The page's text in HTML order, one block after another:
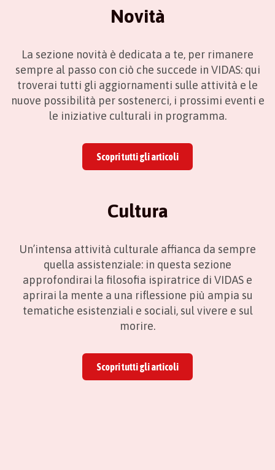
Novità
La sezione novità è dedicata a te, per rimanere
sempre al passo con ciò che succede in VIDAS: qui
troverai tutti gli aggiornamenti sulle attività e le
nuove possibilità per sostenerci, i prossimi eventi e
le iniziative culturali in programma.
Scopri tutti gli articoli
Cultura
Un’intensa attività culturale affianca da sempre
quella assistenziale: in questa sezione
approfondirai la filosofia ispiratrice di VIDAS e
aprirai la mente a una riflessione più ampia su
tematiche esistenziali e sociali, sul vivere e sul
morire.
Scopri tutti gli articoli